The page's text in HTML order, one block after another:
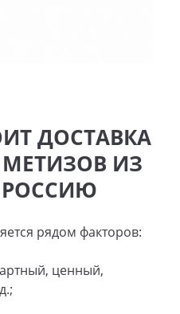
ДОСТАВКА
ИЗ
РОССИЮ
рядом факторов:
ценный,